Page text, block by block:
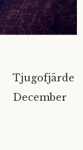
Tjugofjärde
December